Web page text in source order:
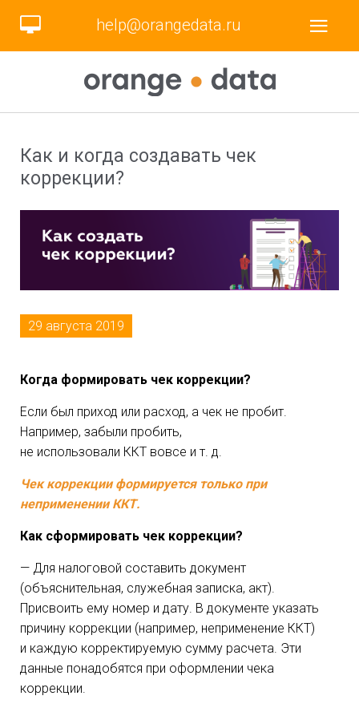
help@orangedata.ru
Как и когда создавать чек
коррекции?
29 августа 2019
Когда формировать чек коррекции?
Если был приход или расход, а чек не пробит.
Например, забыли пробить,
не использовали ККТ вовсе и т. д.
Чек коррекции формируется только при
неприменении ККТ.
Как сформировать чек коррекции?
— Для налоговой составить документ
(объяснительная, служебная записка, акт).
Присвоить ему номер и дату. В документе указать
причину коррекции (например, неприменение ККТ)
и каждую корректируемую сумму расчета. Эти
данные понадобятся при оформлении чека
коррекции.